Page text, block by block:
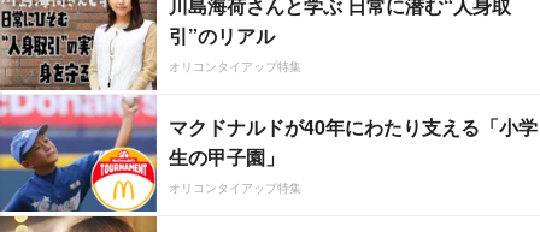
引”のリアル
オリコンタイアップ特集
マクドナルドが40年にわたり支える「小学
生の甲子園」
オリコンタイアップ特集